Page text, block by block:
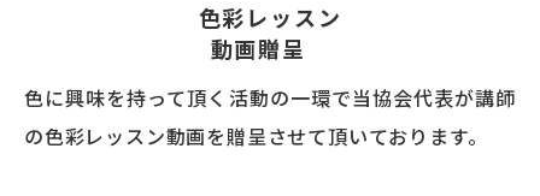
色彩レッスン
動画贈呈
色に興味を持って頂く活動の一環で当協会代表が講師
の色彩レッスン動画を贈呈させて頂いております。